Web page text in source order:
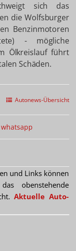
sich das
die Wolfsburger
Benzinmotoren
- mögliche
Ölkreislauf führt
Schäden.
Autonews-Übersicht
whatsapp
und Links können
obenstehende
Aktuelle Auto-